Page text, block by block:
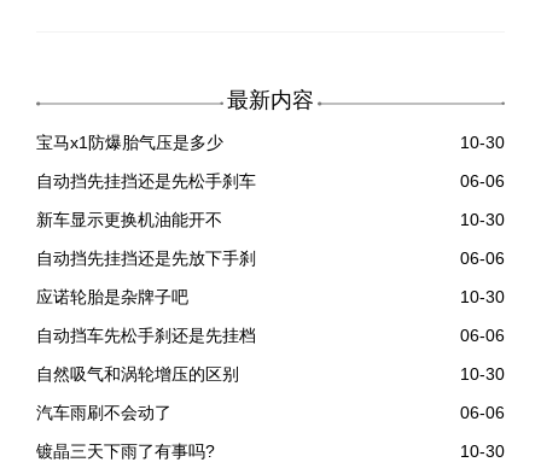
最新内容
宝马x1防爆胎气压是多少
10-30
自动挡先挂挡还是先松手刹车
06-06
新车显示更换机油能开不
10-30
自动挡先挂挡还是先放下手刹
06-06
应诺轮胎是杂牌子吧
10-30
自动挡车先松手刹还是先挂档
06-06
自然吸气和涡轮增压的区别
10-30
汽车雨刷不会动了
06-06
镀晶三天下雨了有事吗?
10-30